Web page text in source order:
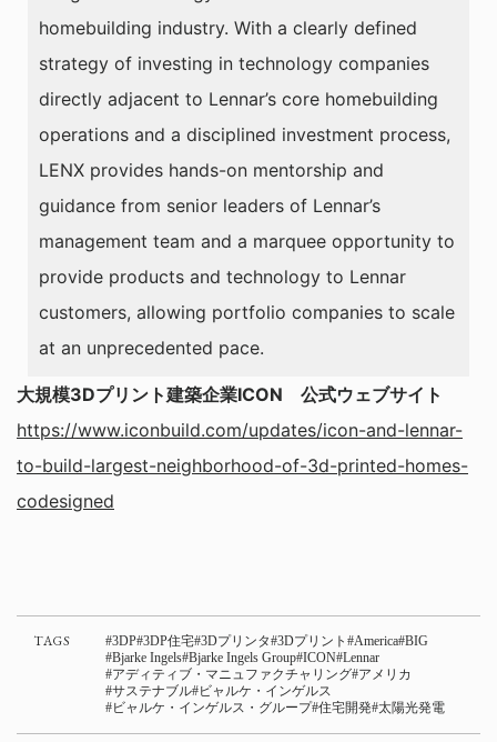
homebuilding industry. With a clearly defined
strategy of investing in technology companies
directly adjacent to Lennar’s core homebuilding
operations and a disciplined investment process,
LENX provides hands-on mentorship and
guidance from senior leaders of Lennar’s
management team and a marquee opportunity to
provide products and technology to Lennar
customers, allowing portfolio companies to scale
at an unprecedented pace.
大規模3Dプリント建築企業ICON 公式ウェブサイト
https://www.iconbuild.com/updates/icon-and-lennar-
to-build-largest-neighborhood-of-3d-printed-homes-
codesigned
TAGS 3DP 3DP住宅 3Dプリンタ 3Dプリント America BIG
Bjarke Ingels Bjarke Ingels Group ICON Lennar
アディティブ・マニュファクチャリング アメリカ
サステナブル ビャルケ・インゲルス
ビャルケ・インゲルス・グループ 住宅開発 太陽光発電